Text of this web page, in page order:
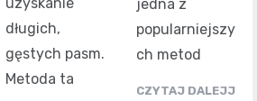
długich,
gęstych pasm.
Metoda ta
jedna z
popularniejszy
ch metod
CZYTAJ DALEJJ